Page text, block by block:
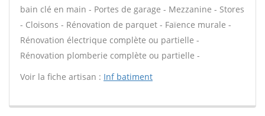
bain clé en main - Portes de garage - Mezzanine - Stores
- Cloisons - Rénovation de parquet - Faïence murale -
Rénovation électrique complète ou partielle -
Rénovation plomberie complète ou partielle -
Voir la fiche artisan : Inf batiment